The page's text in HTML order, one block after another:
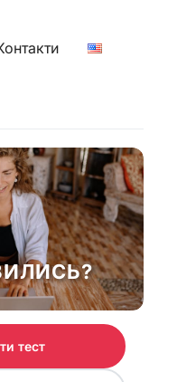
тест